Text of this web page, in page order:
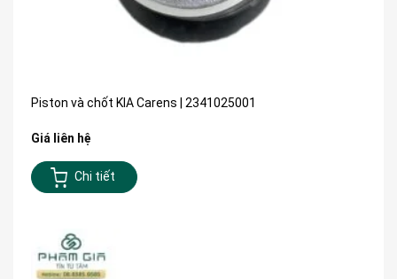
Piston và chốt KIA Carens | 2341025001
Giá liên hệ
Chi tiết